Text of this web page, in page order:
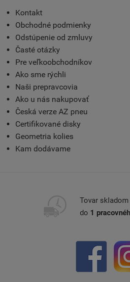
Kontakt
Obchodné podmienky
Odstúpenie od zmluvy
Časté otázky
Pre veľkoobchodníkov
Ako sme rýchli
Naši prepravcovia
Ako u nás nakupovať
Česká verze AZ pneu
Certifikované disky
Geometria kolies
Kam dodávame
Tovar
do 1